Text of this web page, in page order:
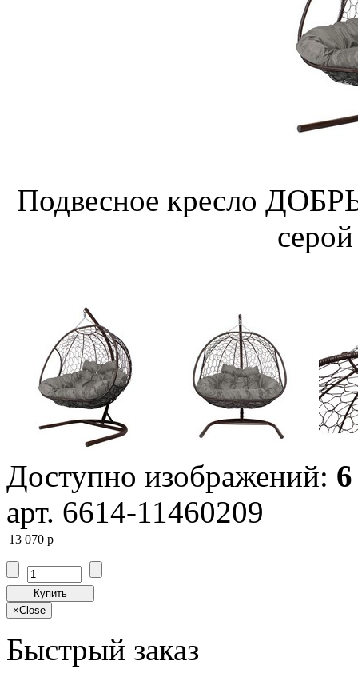
Подвесное кресло
Доступно изображений: 6
арт. 6614-11460209
13 070 p
Купить
×Close
Быстрый заказ